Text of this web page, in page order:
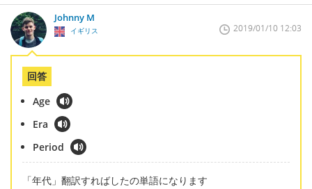
Johnny M
イギリス 2019/01/10 12:03
回答
Age
Era
Period
「年代」翻訳すればしたの単語になります